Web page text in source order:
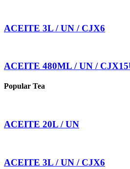
ACEITE 3L / UN / CJX6
ACEITE 480ML / UN /
Popular Tea
ACEITE 20L / UN
ACEITE 3L / UN / CJX6